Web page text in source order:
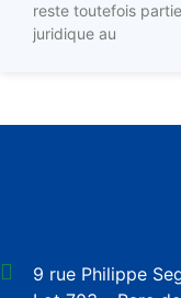
reste toutefois
juridique au
9 rue Philippe